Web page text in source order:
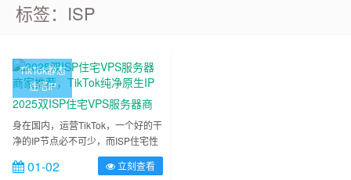
标签：ISP
TikTok静态
住宅IP
2025双ISP住宅VPS服务器商
家推荐，TikTok纯净原生IP
身在国内，运营TikTok，一个好的干
净的IP节点必不可少，而ISP住宅性
质的节点算是较为干净的一种，运营
下来实际效果也好于常规的IP节点，
01-02 立刻查看